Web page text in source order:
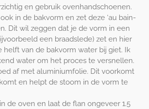
en gebruik ovenhandschoenen.
in de bakvorm en zet deze ‘au bain-
Dit wil zeggen dat je de vorm in een
een braadslede) zet en hier
helft van de bakvorm water bij giet. Ik
water om het proces te versnellen.
af met aluminiumfolie. Dit voorkomt
en helpt de stoom in de vorm te
de oven en laat de flan ongeveer 1.5